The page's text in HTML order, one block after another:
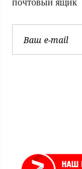
почтовый ящик